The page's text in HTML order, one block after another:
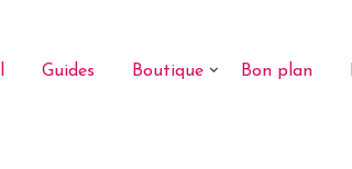
Guides Boutique Bon plan